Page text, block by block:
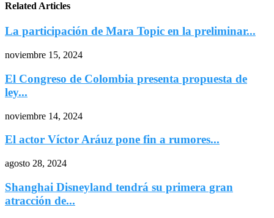
Related Articles
La participación de Mara Topic en la preliminar...
noviembre 15, 2024
El Congreso de Colombia presenta propuesta de
ley...
noviembre 14, 2024
El actor Víctor Aráuz pone fin a rumores...
agosto 28, 2024
Shanghai Disneyland tendrá su primera gran
atracción de...